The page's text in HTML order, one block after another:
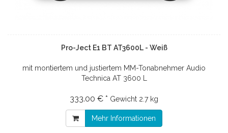
Pro-Ject E1 BT AT3600L - Weiß
mit montiertem und justiertem MM-Tonabnehmer Audio
Technica AT 3600 L
333.00 € * Gewicht 2.7 kg
Mehr Informationen